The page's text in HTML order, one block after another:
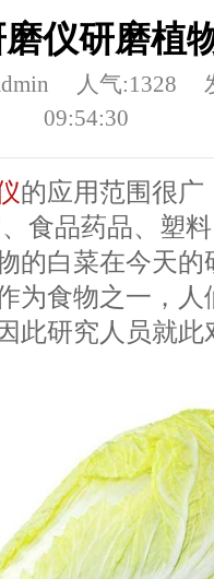
仪研磨植
人气:1328
09:54:30
的应用范围很广
食品药品、塑
的白菜在今天
为食物之一，人
此研究人员就此